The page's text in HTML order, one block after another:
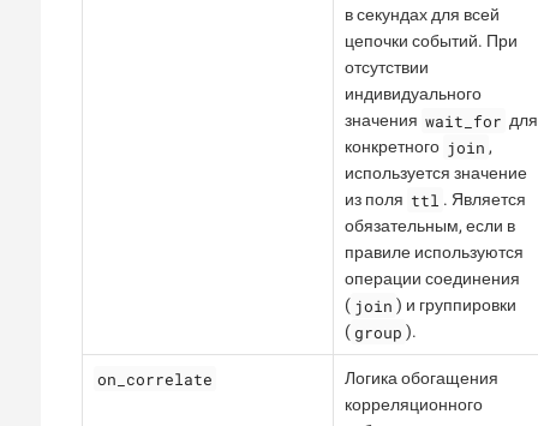
в секундах для всей
цепочки событий. При
отсутствии
индивидуального
значения wait_for для
конкретного join ,
используется значение
из поля ttl . Является
обязательным, если в
правиле используются
операции соединения
( join ) и группировки
( group ).
on_correlate
Логика обогащения
корреляционного